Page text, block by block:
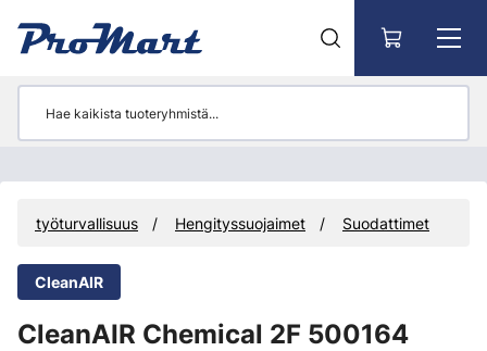
ja työturvallisuus Hengityssuojaimet Suodattimet
CleanAIR
CleanAIR Chemical 2F 500164